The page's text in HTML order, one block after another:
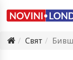
Свят
Бивш